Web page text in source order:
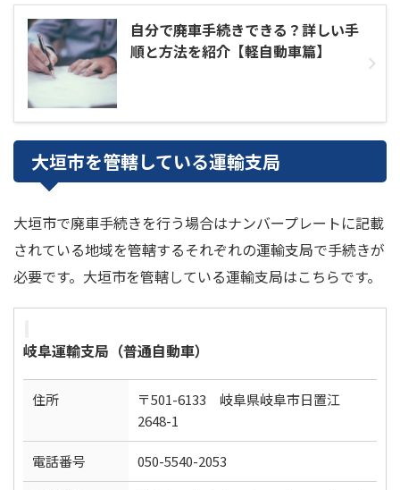
自分で廃車手続きできる？詳しい手
順と方法を紹介【軽自動車篇】
大垣市を管轄している運輸支局
大垣市で廃車手続きを行う場合はナンバープレートに記載
されている地域を管轄するそれぞれの運輸支局で手続きが
必要です。大垣市を管轄している運輸支局はこちらです。
岐阜運輸支局（普通自動車）
住所
〒501-6133 岐阜県岐阜市日置江
2648-1
電話番号 050-5540-2053